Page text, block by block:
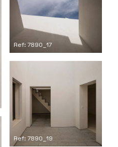
Ref: 7890_17
Ref: 7890_19